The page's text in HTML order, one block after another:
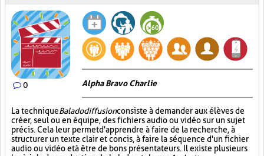
0 Alpha Bravo Charlie
La techniqueBaladodiffusionconsiste à demander aux élèves de
créer, seul ou en équipe, des fichiers audio ou vidéo sur un sujet
précis. Cela leur permet d'apprendre à faire de la recherche, à
structurer un texte clair et concis, à faire la séquence d'un fichier
audio ou vidéo et à être de bons présentateurs. Il existe plusieurs